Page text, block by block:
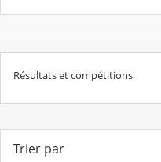
Résultats et compétitions
Trier par